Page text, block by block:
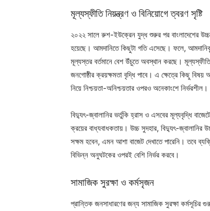
মূল্যস্ফীতি নিয়ন্ত্রণ ও বিনিয়োগে ত্বরণ সৃষ্টি
২০২২ সালে রুশ-ইউক্রেন যুদ্ধ শুরুর পর বাংলাদেশের
হয়েছে। আমদানিতে কিছুটা গতি এসেছে। ফলে,
মূল্যস্তর বর্তমানে বেশ উঁচুতে অবস্থান করছে।
জনগোষ্ঠীর ক্রয়ক্ষমতা বৃদ্ধি পাবে। এ ক্ষেত্রে কিছু বিষয়
নিয়ে নিশ্চয়তা-অনিশ্চয়তার ওপরও অনেকাংশে নির্ভরশীল।
বিদ্যুৎ-জ্বালানির ভর্তুকি হ্রাস ও এসবের মূল্যবৃদ্ধি
ক্রয়ের বাধ্যবাধকতায়। উচ্চ সুদহার, বিদ্যুৎ-জ্বালানির
সক্ষম হবেন, এমন আশা বাজেট দেখাতে পারেনি। তবে
বিভিন্ন অনুঘটকের ওপরই বেশি নির্ভর করবে।
সামাজিক সুরক্ষা ও কর্মসৃজন
প্রান্তিক জনসাধারণের জন্য সামাজিক সুরক্ষা কর্মসূচির